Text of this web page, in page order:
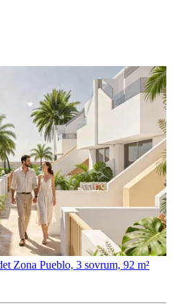
Zona Pueblo, 3 sovrum, 92 m²